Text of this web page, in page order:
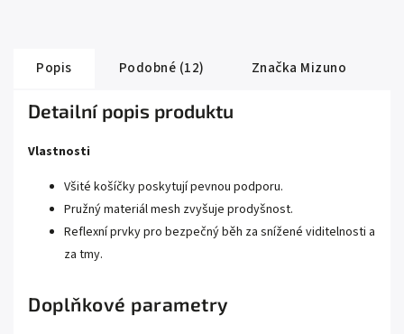
Popis Podobné (12) Značka Mizuno
Detailní popis produktu
Vlastnosti
Všité košíčky poskytují pevnou podporu.
Pružný materiál mesh zvyšuje prodyšnost.
Reflexní prvky pro bezpečný běh za snížené viditelnosti a
za tmy.
Doplňkové parametry